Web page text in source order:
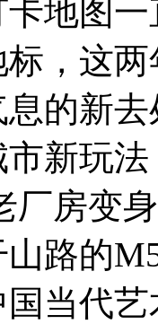
卡地图
，这
的新
新玩
厂房变
路的
当代